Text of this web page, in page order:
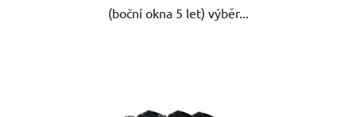
(boční okna 5 let) výběr...